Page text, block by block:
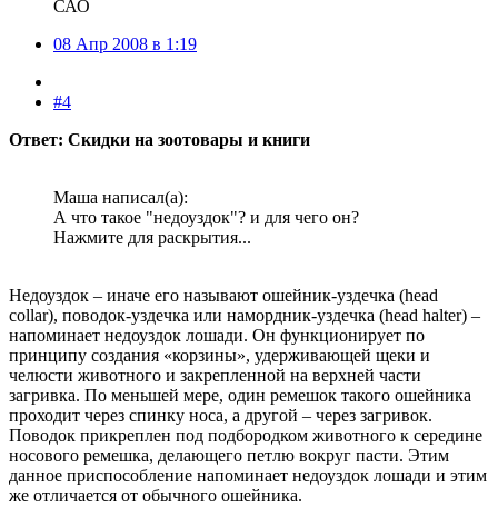
САО
08 Апр 2008 в 1:19
#4
Ответ: Скидки на зоотовары и книги
Маша написал(а):
А что такое "недоуздок"? и для чего он?
Нажмите для раскрытия...
Недоуздок – иначе его называют ошейник-уздечка (head
collar), поводок-уздечка или намордник-уздечка (head halter) –
напоминает недоуздок лошади. Он функционирует по
принципу создания «корзины», удерживающей щеки и
челюсти животного и закрепленной на верхней части
загривка. По меньшей мере, один ремешок такого ошейника
проходит через спинку носа, а другой – через загривок.
Поводок прикреплен под подбородком животного к середине
носового ремешка, делающего петлю вокруг пасти. Этим
данное приспособление напоминает недоуздок лошади и этим
же отличается от обычного ошейника.